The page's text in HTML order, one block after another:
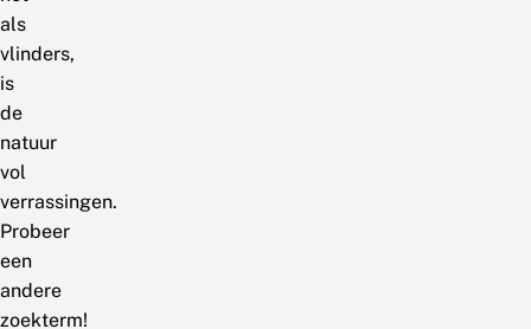
als
vlinders,
is
de
natuur
vol
verrassingen.
Probeer
een
andere
zoekterm!